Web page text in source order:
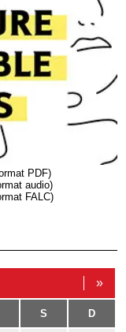
PDF)
audio)
FALC)
»
S D